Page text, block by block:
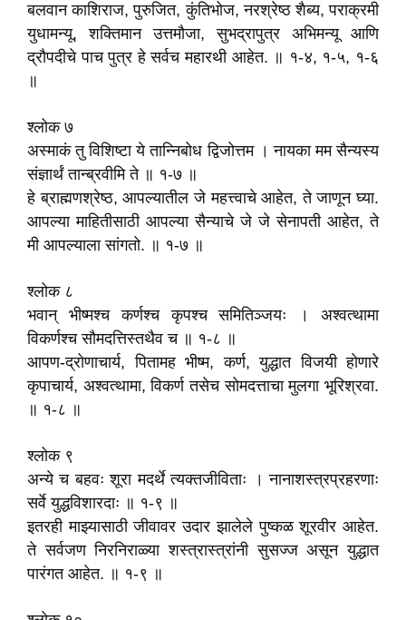
बलवान काशिराज, पुरुजित, कुंतिभोज, नरश्रेष्ठ शैब्य, पराक्रमी
युधामन्यू, शक्तिमान उत्तमौजा, सुभद्रापुत्र अभिमन्यू आणि
द्रौपदीचे पाच पुत्र हे सर्वच महारथी आहेत. ॥ १-४, १-५, १-६
॥
श्लोक ७
अस्माकं तु विशिष्टा ये तान्निबोध द्विजोत्तम । नायका मम सैन्यस्य
संज्ञार्थं तान्ब्रवीमि ते ॥ १-७ ॥
हे ब्राह्मणश्रेष्ठ, आपल्यातील जे महत्त्वाचे आहेत, ते जाणून घ्या.
आपल्या माहितीसाठी आपल्या सैन्याचे जे जे सेनापती आहेत, ते
मी आपल्याला सांगतो. ॥ १-७ ॥
श्लोक ८
भवान्‌ भीष्मश्च कर्णश्च कृपश्च समितिञ्जयः । अश्वत्थामा
विकर्णश्च सौमदत्तिस्तथैव च ॥ १-८ ॥
आपण-द्रोणाचार्य, पितामह भीष्म, कर्ण, युद्धात विजयी होणारे
कृपाचार्य, अश्वत्थामा, विकर्ण तसेच सोमदत्ताचा मुलगा भूरिश्रवा.
॥ १-८ ॥
श्लोक ९
अन्ये च बहवः शूरा मदर्थे त्यक्तजीविताः । नानाशस्त्रप्रहरणाः
सर्वे युद्धविशारदाः ॥ १-९ ॥
इतरही माझ्यासाठी जीवावर उदार झालेले पुष्कळ शूरवीर आहेत.
ते सर्वजण निरनिराळ्या शस्त्रास्त्रांनी सुसज्ज असून युद्धात
पारंगत आहेत. ॥ १-९ ॥